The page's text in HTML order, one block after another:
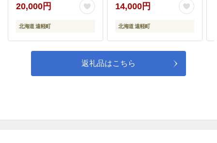
20,000円
北海道 遠軽町
鮮 お取り寄せグルメ 北
00068
14,000円
北海道 遠軽町
返礼品はこちら